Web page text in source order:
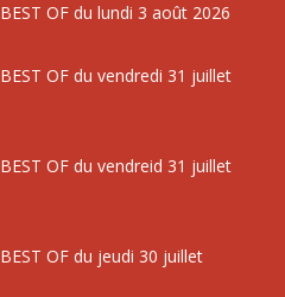
BEST OF du lundi 3 août 2026
BEST OF du vendredi 31 juillet
BEST OF du vendreid 31 juillet
BEST OF du jeudi 30 juillet